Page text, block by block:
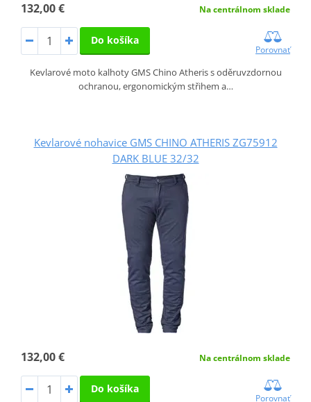
132,00 € Na centrálnom sklade
Do košíka
Porovnať
Kevlarové moto kalhoty GMS Chino Atheris s oděruvzdornou
ochranou, ergonomickým střihem a…
Kevlarové nohavice GMS CHINO ATHERIS ZG75912
DARK BLUE 32/32
132,00 € Na centrálnom sklade
Do košíka
Porovnať